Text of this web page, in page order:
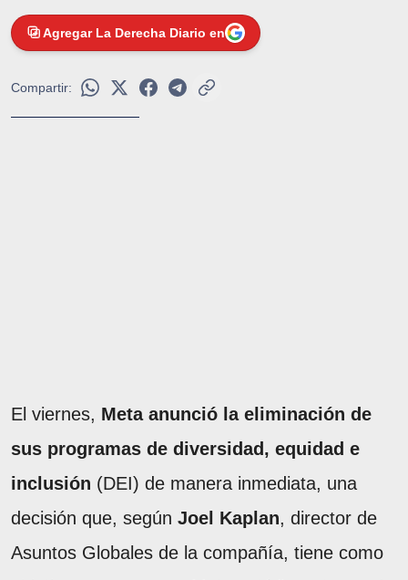
Agregar La Derecha Diario en
Compartir:
El viernes, Meta anunció la eliminación de
sus programas de diversidad, equidad e
inclusión (DEI) de manera inmediata, una
decisión que, según Joel Kaplan, director de
Asuntos Globales de la compañía, tiene como